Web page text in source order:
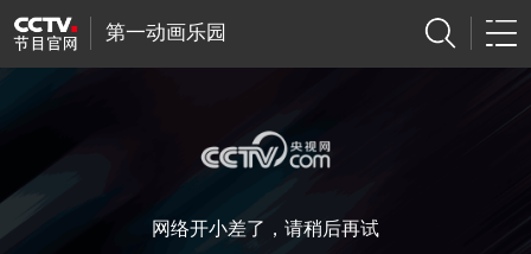
第一动画乐园
网络开小差了，请稍后再试